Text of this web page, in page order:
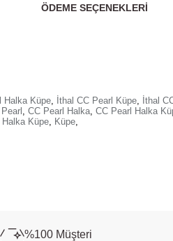
ÖDEME SEÇENEKLERI
Halka Küpe, İthal CC Pearl Küpe, İthal
, CC Pearl Halka, CC Pearl Halka
Halka Küpe, Küpe,
%100 Müşteri